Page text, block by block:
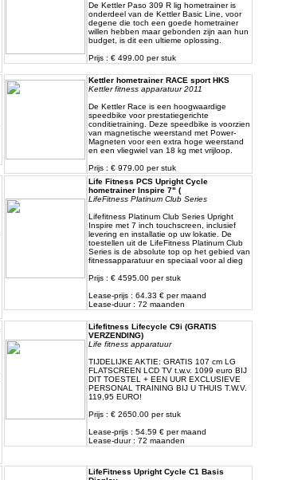
De Kettler Paso 309 R lig hometrainer is
onderdeel van de Kettler Basic Line, voor
degene die toch een goede hometrainer
willen hebben maar gebonden zijn aan hun
budget, is dit een ultieme oplossing.
Prijs : € 499.00 per stuk
Kettler hometrainer RACE sport HKS
Kettler fitness apparatuur 2011
De Kettler Race is een hoogwaardige
speedbike voor prestatiegerichte
conditietraining. Deze speedbike is voorzien
van magnetische weerstand met Power-
Magneten voor een extra hoge weerstand
en een vliegwiel van 18 kg met vrijloop.
Prijs : € 979.00 per stuk
Life Fitness PCS Upright Cycle
hometrainer Inspire 7" (
LifeFitness Platinum Club Series
Lifefitness Platinum Club Series Upright
Inspire met 7 inch touchscreen, inclusief
levering en installatie op uw lokatie. De
toestellen uit de LifeFitness Platinum Club
Series is de absolute top op het gebied van
fitnessapparatuur en speciaal voor al dieg
Prijs : € 4595.00 per stuk
Lease-prijs : 64.33 € per maand
Lease-duur : 72 maanden
Lifefitness Lifecycle C9i (GRATIS
VERZENDING)
Life fitness apparatuur
TIJDELIJKE AKTIE: GRATIS 107 cm LG
FLATSCREEN LCD TV t.w.v. 1099 euro BIJ
DIT TOESTEL + EEN UUR EXCLUSIEVE
PERSONAL TRAINING BIJ U THUIS T.W.V.
119,95 EURO!
Prijs : € 2650.00 per stuk
Lease-prijs : 54.59 € per maand
Lease-duur : 72 maanden
LifeFitness Upright Cycle C1 Basis